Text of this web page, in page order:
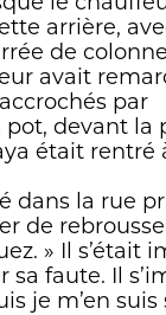
sensible et
ni
des
temps, et
arrière,
de
avait
par
devant la
était rentré
dans la rue
de
» Il s’était
sa faute. Il
je m’en